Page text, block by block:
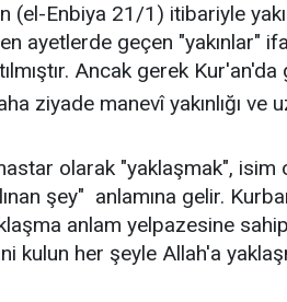
(el-Enbiya 21/1) itibariyle
ayetlerde geçen "yakınlar"
Ancak gerek
ziyade manevî yakınlığı ve
olarak "yak­laşmak", isim
şey" anlamına gelir.
anlam yelpazesine
kulun her şeyle Allah'a